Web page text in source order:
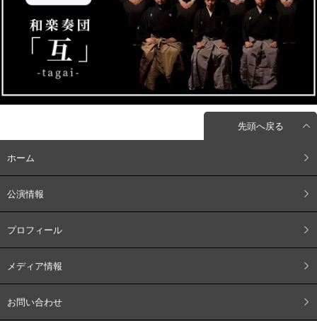
先頭へ戻る
ホーム
公演情報
プロフィール
メディア情報
お問い合わせ